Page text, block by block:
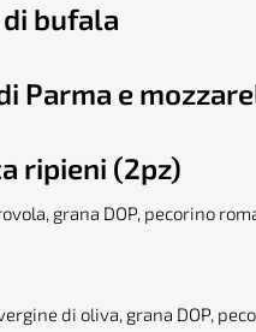
bufala
Parma e
ripieni (2pz)
grana DOP, pecorino
di oliva, grana DOP,